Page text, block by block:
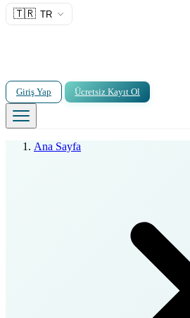
🇹🇷 TR
Giriş Yap Ücretsiz Kayıt Ol
Ana Sayfa